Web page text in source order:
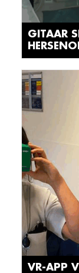
GITAAR
VR-APP